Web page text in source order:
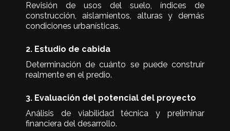
Revisión de usos del suelo, índices de
construcción, aislamientos, alturas y demás
condiciones urbanísticas.
2. Estudio de cabida
Determinación de cuánto se puede construir
realmente en el predio.
3. Evaluación del potencial del proyecto
Análisis de viabilidad técnica y preliminar
financiera del desarrollo.